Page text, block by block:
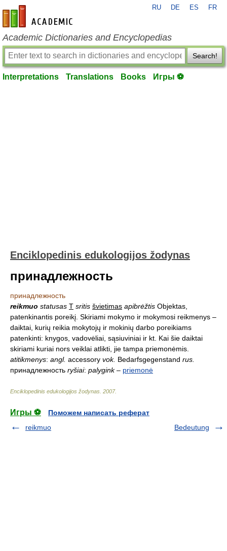
en-academic.com
RU DE ES FR
Academic Dictionaries and Encyclopedias
Search!
Interpretations Translations Books Игры ⚽
Enciklopedinis edukologijos žodynas
принадлежность
принадлежность
reikmuo statusas T sritis švietimas apibrėžtis Objektas,
patenkinantis poreikį. Skiriami mokymo ir mokymosi reikmenys –
daiktai, kurių reikia mokytojų ir mokinių darbo poreikiams
patenkinti: knygos, vadovėliai, sąsiuviniai ir kt. Kai šie daiktai
skiriami kuriai nors veiklai atlikti, jie tampa priemonėmis.
atitikmenys: angl. accessory vok. Bedarfsgegenstand rus.
принадлежность ryšiai: palygink– priemonė
Enciklopedinis edukologijos žodynas 2007.
Игры ⚽
Поможем написать реферат
reikmuo
Bedeutung